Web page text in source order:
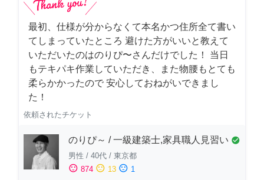
最初、仕様が分からなくて本名かつ住所全て書い
てしまっていたところ 避けた方がいいと教えて
いただいたのはのりぴ〜さんだけでした！ 当日
もテキパキ作業していただき、また物腰もとても
柔らかかったので 安心しておねがいできまし
た！
依頼されたチケット
のりぴ～ / 一級建築士,家具職人見習い check_circle
男性 / 40代 / 東京都
sentiment_satisfied 874 sentiment_neutral 13 sentiment_dissatisfied 1